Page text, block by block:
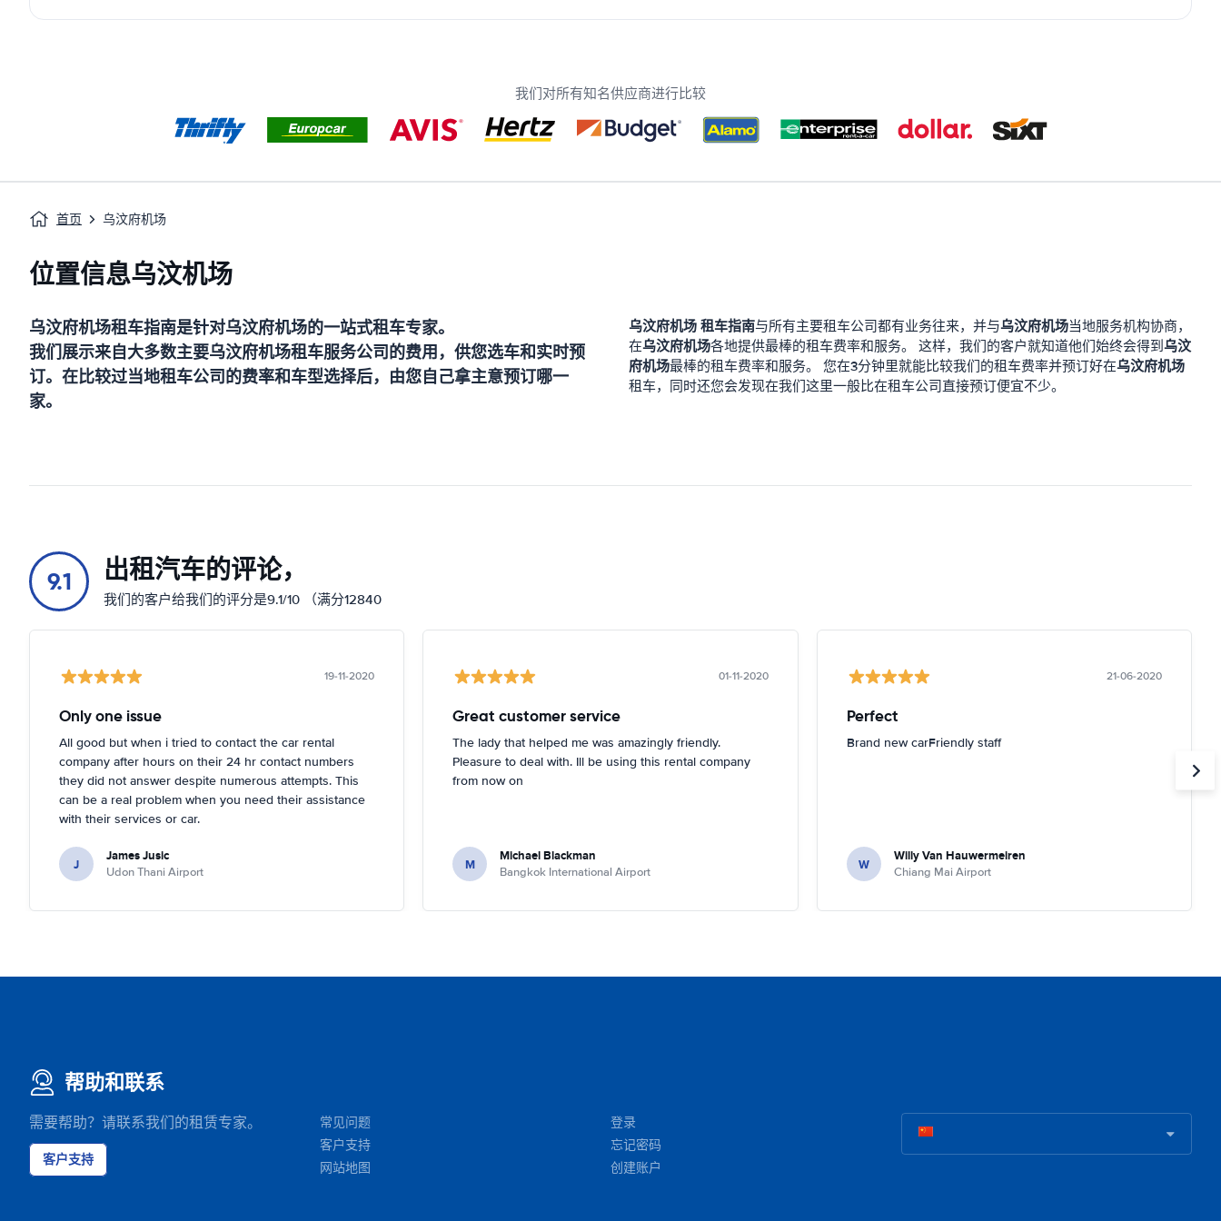
我们对所有知名供应商进行比较
首页 乌汶府机场
位置信息乌汶机场
乌汶府机场租车指南是针对乌汶府机场的一站式租车专家。
我们展示来自大多数主要乌汶府机场租车服务公司的费用，供您选车和实时预
订。在比较过当地租车公司的费率和车型选择后，由您自己拿主意预订哪一
家。
乌汶府机场租车指南与所有主要租车公司都有业务往来，并与乌汶府机场当地服务机构协商，
在乌汶府机场各地提供最棒的租车费率和服务。 这样，我们的客户就知道他们始终会得到 乌汶
府机场最棒的租车费率和服务。 您在3分钟里就能比较我们的租车费率并预订好在乌汶府机场
租车，同时还您会发现在我们这里一般比在租车公司直接预订便宜不少。
9.1 出租汽车的评论，
我们的客户给我们的评分是9.1/10 （满分12840
19-11-2020
Only one issue
All good but when i tried to contact the car rental
company after hours on their 24 hr contact numbers
they did not answer despite numerous attempts. This
can be a real problem when you need their assistance
with their services or car.
J James Jusic
Udon Thani Airport
01-11-2020
Great customer service
The lady that helped me was amazingly friendly.
Pleasure to deal with. Ill be using this rental company
from now on
M Michael Blackman
Bangkok International Airport
21-06-2020
Perfect
Brand new carFriendly staff
W Willy Van Hauwermeiren
Chiang Mai Airport
帮助和联系
需要帮助？请联系我们的租赁专家。
客户支持
常见问题
客户支持
网站地图
登录
忘记密码
创建账户